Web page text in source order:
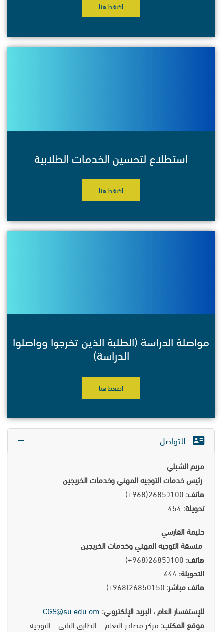
اضغط هنا
استطلاع لتحسين الخدمات الطلابية
اضغط هنا
مواصلة الدراسة (الطلبة الذين تخرجوا وواصلوا
الدراسة)
اضغط هنا
للتواصل
مريم الشبلي
رئيس خدمات التوجيه المهني وخدمات الخريجين
هاتف: 26850100(968+)
تحويلة: 454
حليمة الفارسي
منسقة التوجيه المهني وخدمات الخريجين
هاتف: 26850100(968+)
التحويلة: 644
هاتف مباشر: 26850150(968+)
للإستفسار العام ، البريد الإلكتروني: CGS@su.edu.om
موقع المكتب: مركز مصادر التعلم – الطابق الثاني – التوجيه